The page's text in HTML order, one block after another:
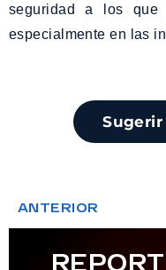
seguridad a los que
especialmente en las
Sugerir
ANTERIOR